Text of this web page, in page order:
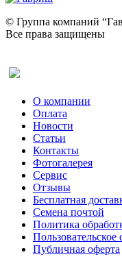
Ревень
Рукола
Рута
Тмин
Трава для чая
Туласи
Укроп
Фенхель
Хризантема
Цикорий
Цикорий
Черемша
Шпинат
Щавель
Эндивий
Эстрагон
© Группа компаний
Все права защищены
О компании
Оплата
Новости
Статьи
Контакты
Фотогалерея​
Сервис
Отзывы
Бесплатная
Семена почтой
Политика
Пользовательское
Публичная оферта